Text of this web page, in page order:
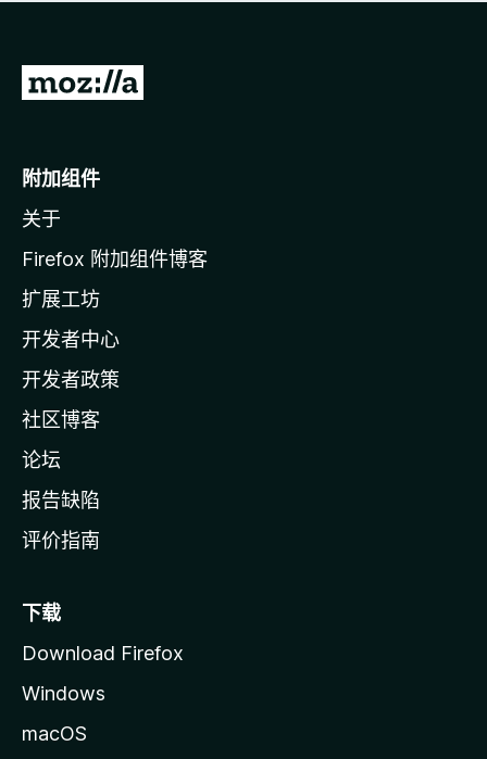
无
转
o
i
l
a
主
页
附加组件
关于
Firefox 附加组件博客
扩展工坊
开发者中心
开发者政策
社区博客
论坛
报告缺陷
评价指南
下载
Download Firefox
Windows
macOS